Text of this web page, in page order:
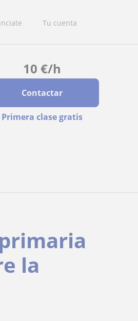
Tu cuenta
10 €/h
Contactar
Primera clase gratis
la